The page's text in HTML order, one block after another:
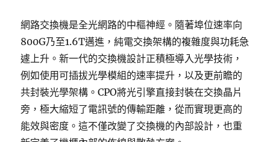
網路交換機是全光網路的中樞神經。隨著埠位速率向
800G乃至1.6T邁進，純電交換架構的複雜度與功耗急
遽上升。新一代的交換機設計正積極導入光學技術，
例如使用可插拔光學模組的速率提升，以及更前瞻的
共封裝光學架構。CPO將光引擎直接封裝在交換晶片
旁，極大縮短了電訊號的傳輸距離，從而實現更高的
能效與密度。這不僅改變了交換機的內部設計，也重